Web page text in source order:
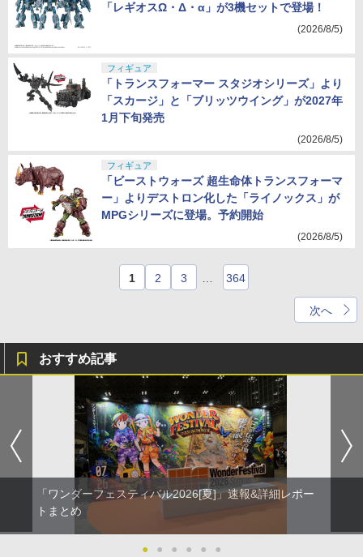
「レギオスΩ・Δ・α」が3機セットで登場！
(2026/8/5)
フィギュア
「トランスフォーマー スタジオシリーズ」より
「スカージ」と「ブリッツウイング」が2027年
1月下旬発売
(2026/8/5)
フィギュア
「ビーストウォーズ 超生命体トランスフォーマ
ー」よりデストロン化した「ライノックス」が
MPGシリーズに登場。予約開始
(2026/8/5)
1 2 3 364
次へ
おすすめ記事
「ワンダーフェスティバル2026[夏]」速報&詳細レポー
トまとめ
● ● ● ● ● ●